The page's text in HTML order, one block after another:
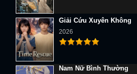
Giải Cứu Xuyên Không
2026
Nam Nữ Bình Thường